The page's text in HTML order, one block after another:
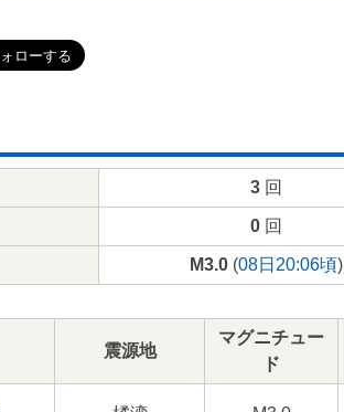
3回
0回
M3.0(08日20:06頃)
震源地
マグニチュー
ド